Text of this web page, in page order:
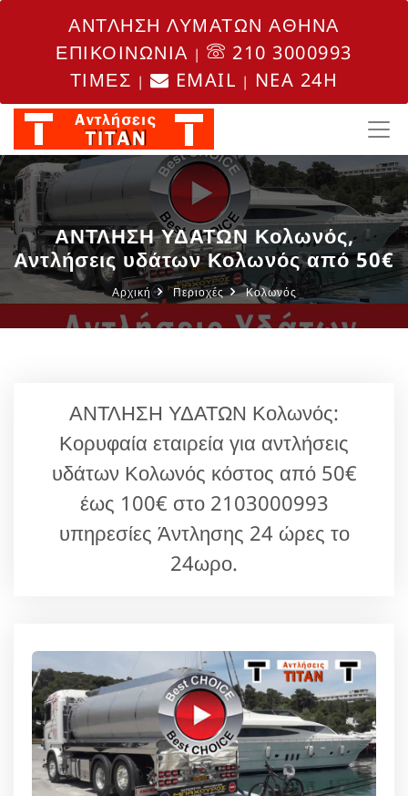
ΑΝΤΛΗΣΗ ΛΥΜΑΤΩΝ ΑΘΗΝΑ
ΕΠΙΚΟΙΝΩΝΙΑ |
210 3000993
ΤΙΜΕΣ | EMAIL | NEA 24H
ΑΝΤΛΗΣΗ ΥΔΑΤΩΝ Κολωνός,
Αντλήσεις υδάτων Κολωνός από 50€
Αρχική Περιοχές Κολωνός
ΑΝΤΛΗΣΗ ΥΔΑΤΩΝ Κολωνός:
Κορυφαία εταιρεία για αντλήσεις
υδάτων Κολωνός κόστος από 50€
έως 100€ στο 2103000993
υπηρεσίες Άντλησης 24 ώρες το
24ωρο.